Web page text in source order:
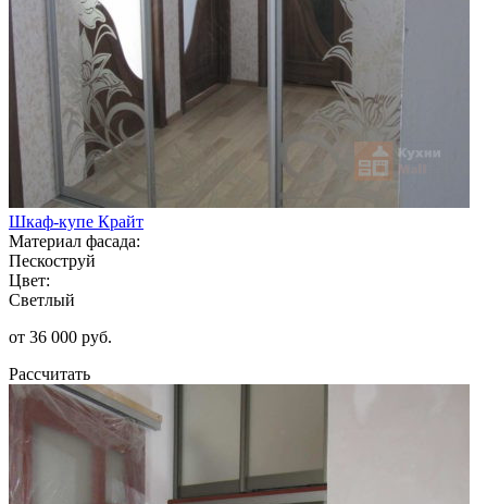
Шкаф-купе Крайт
Материал фасада:
Пескоструй
Цвет:
Светлый
от 36 000 руб.
Рассчитать